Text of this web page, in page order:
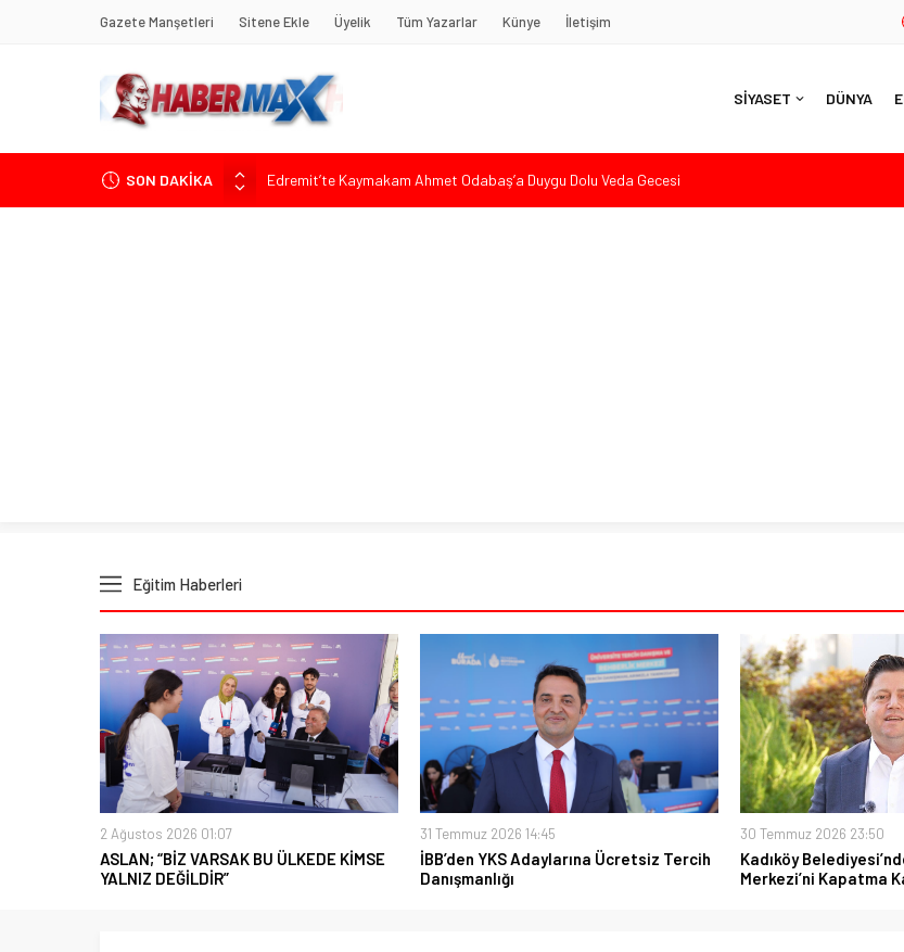
Gazete Manşetleri Sitene Ekle Üyelik Tüm Yazarlar Künye İletişim
SİYASET DÜNYA
SON DAKİKA
Edremit’te Kaymakam Ahmet Odabaş’a Duygu Dolu Veda Gecesi
Tarihçi Yusuf Halaçoğlu’ndan TBMM’ye Sunulan Yasa Teklifine Sert Eleştiri: “Osmanlı’nın Hukuk
Eğitim Haberleri
2 Ağustos 2026 01:07
ASLAN; “BİZ VARSAK BU ÜLKEDE KİMSE
YALNIZ DEĞİLDİR”
31 Temmuz 2026 14:45
İBB’den YKS Adaylarına Ücretsiz Tercih
Danışmanlığı
30 Temmuz 2026 23:50
Kadıköy
Merkezi’ni Kapatma